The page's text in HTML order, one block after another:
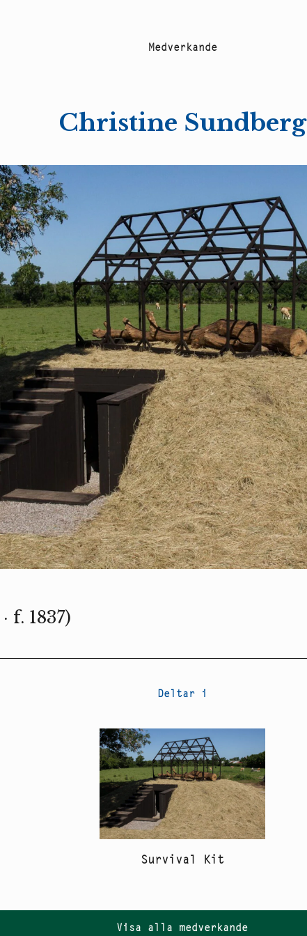
Medverkande
Christine Sundberg
f. 1837)
Deltar i
Survival Kit
Visa alla medverkande